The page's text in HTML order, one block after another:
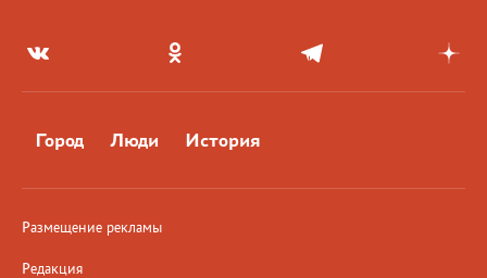
Город Люди История
Размещение рекламы
Редакция